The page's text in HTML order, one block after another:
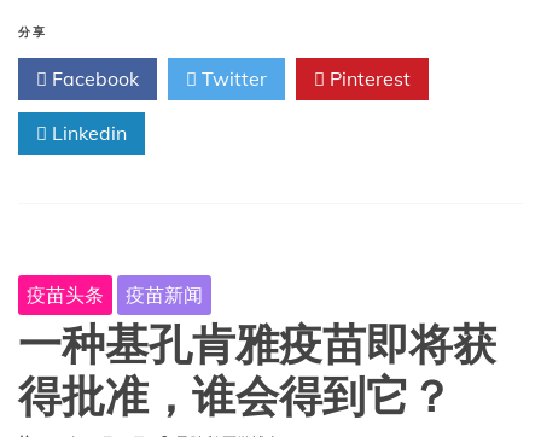
BioNTech
宣
布
冠
肺
的
基
于
mRNA
分享
Facebook Twitter Pinterest
Linkedin
疫苗头条 疫苗新闻
一种基孔肯雅疫苗即将获
得批准，谁会得到它？